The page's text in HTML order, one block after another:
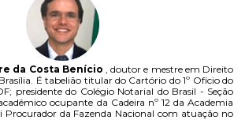
da Costa Benício , doutor e mestre em Direito
É tabelião titular do Cartório do 1º Ofício do
presidente do Colégio Notarial do Brasil - Seção
ocupante da Cadeira nº 12 da Academia
Procurador da Fazenda Nacional com atuação no